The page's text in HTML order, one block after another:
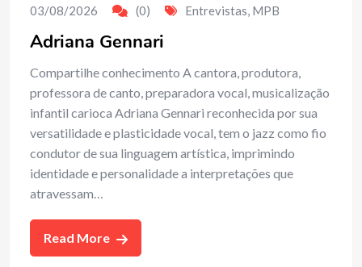
03/08/2026
(0) Entrevistas, MPB
Adriana Gennari
Compartilhe conhecimento A cantora, produtora,
professora de canto, preparadora vocal, musicalização
infantil carioca Adriana Gennari reconhecida por sua
versatilidade e plasticidade vocal, tem o jazz como fio
condutor de sua linguagem artística, imprimindo
identidade e personalidade a interpretações que
atravessam…
Read More